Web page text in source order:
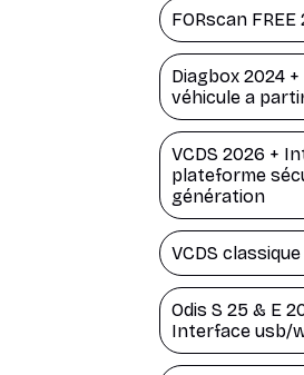
FORscan
Diagbox 2024
véhicule a
VCDS 2026 +
plateforme
génération
VCDS
Odis S 25 & E
Interface usb/